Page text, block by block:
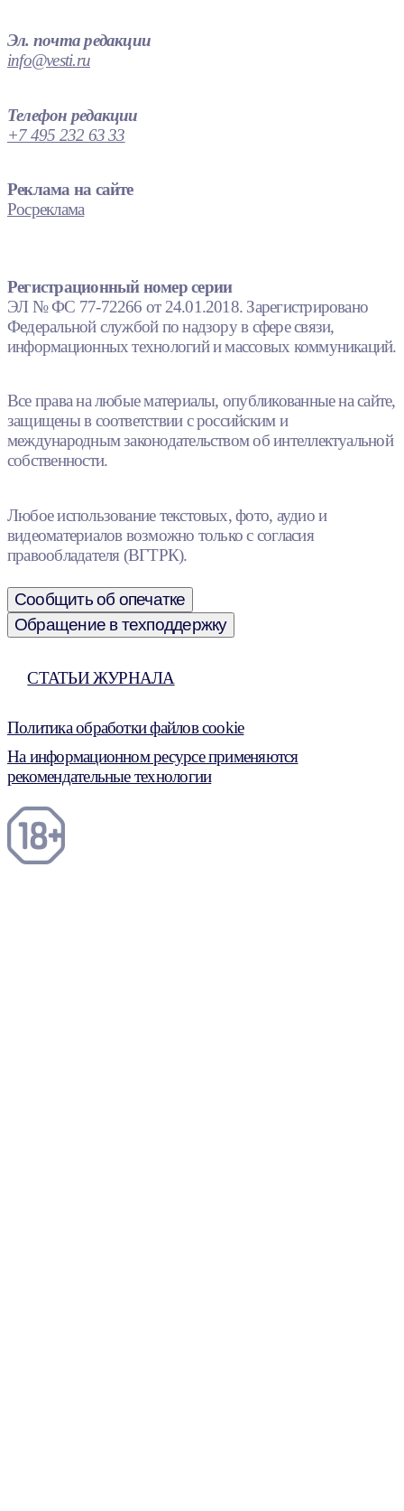
Эл. почта редакции
info@vesti.ru
Телефон редакции
+7 495 232 63 33
Реклама на сайте
Росреклама
Регистрационный номер серии
ЭЛ № ФС 77-72266 от 24.01.2018. Зарегистрировано
Федеральной службой по надзору в сфере связи,
информационных технологий и массовых коммуникаций.
Все права на любые материалы, опубликованные на сайте,
защищены в соответствии с российским и
международным законодательством об интеллектуальной
собственности.
Любое использование текстовых, фото, аудио и
видеоматериалов возможно только с согласия
правообладателя (ВГТРК).
Сообщить об опечатке
Обращение в техподдержку
СТАТЬИ ЖУРНАЛА
Политика обработки файлов cookie
На информационном ресурсе применяются
рекомендательные технологии